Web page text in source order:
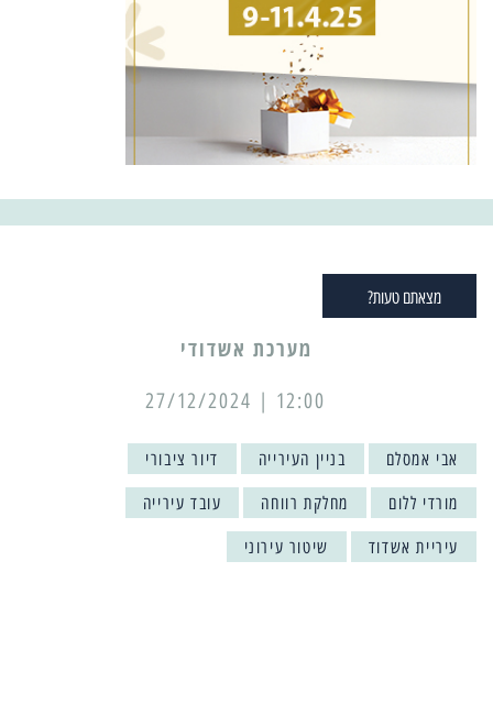
מצאתם טעות?
מערכת אשדודי
12:00 | 27/12/2024
אבי אמסלם בניין העירייה דיור ציבורי
מורדי ללום מחלקת רווחה עובד עירייה
עיריית אשדוד שיטור עירוני